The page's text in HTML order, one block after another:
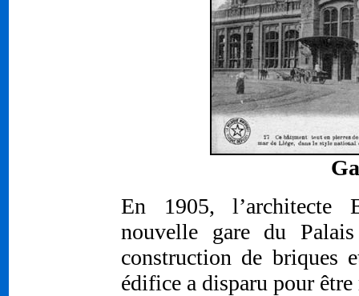
En 1905, l’architecte
nouvelle gare du
construction de briques
édifice a disparu pour